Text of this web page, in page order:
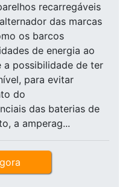
recarregáveis
das marcas
os barcos
de energia ao
a possibilidade de ter
para evitar
do
das baterias de
a amperag...